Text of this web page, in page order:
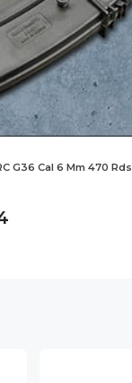
G36 Cal 6 Mm 470 Rds